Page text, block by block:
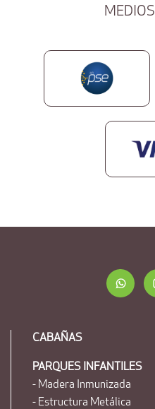
MEDIOS
CABAÑAS
PARQUES INFANTILES
- Madera Inmunizada
- Estructura Metálica